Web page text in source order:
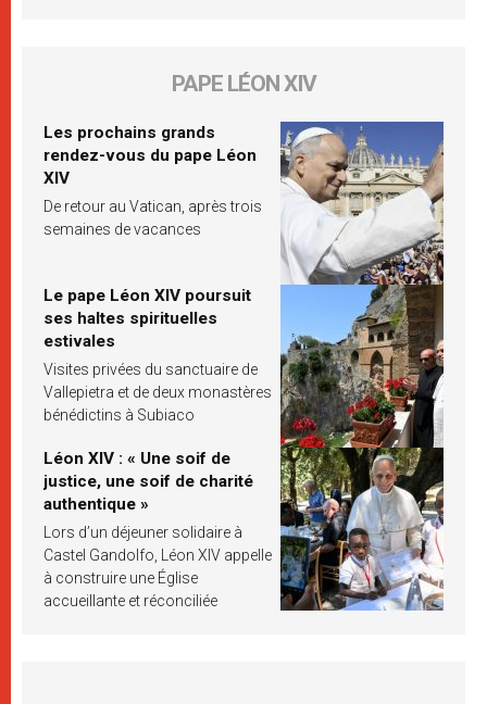
PAPE LÉON XIV
Les prochains grands
rendez-vous du pape Léon
XIV
De retour au Vatican, après trois
semaines de vacances
Le pape Léon XIV poursuit
ses haltes spirituelles
estivales
Visites privées du sanctuaire de
Vallepietra et de deux monastères
bénédictins à Subiaco
Léon XIV : « Une soif de
justice, une soif de charité
authentique »
Lors d’un déjeuner solidaire à
Castel Gandolfo, Léon XIV appelle
à construire une Église
accueillante et réconciliée